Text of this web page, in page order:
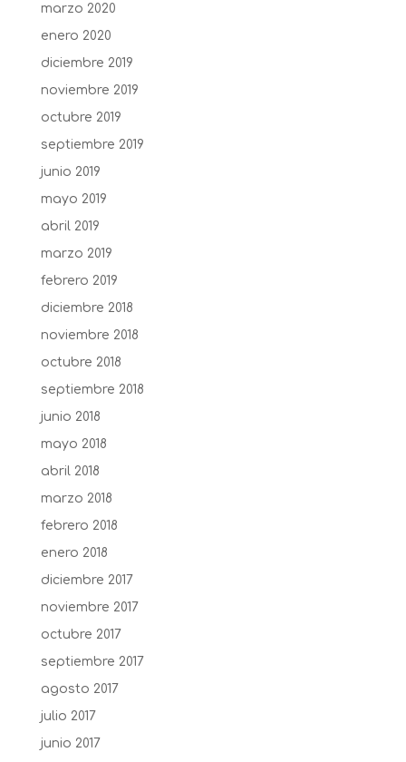
marzo 2020
enero 2020
diciembre 2019
noviembre 2019
octubre 2019
septiembre 2019
junio 2019
mayo 2019
abril 2019
marzo 2019
febrero 2019
diciembre 2018
noviembre 2018
octubre 2018
septiembre 2018
junio 2018
mayo 2018
abril 2018
marzo 2018
febrero 2018
enero 2018
diciembre 2017
noviembre 2017
octubre 2017
septiembre 2017
agosto 2017
julio 2017
junio 2017